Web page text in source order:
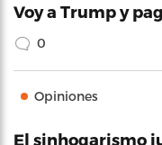
Voy a Trump y
0
Opiniones
El sinhogarismo